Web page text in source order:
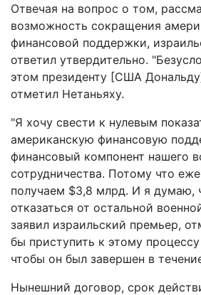
Отвечая на вопрос о том,
возможность сокращения
финансовой поддержки,
ответил утвердительно.
этом президенту [США
отметил Нетаньяху.
"Я хочу свести к нулевым
американскую финансовую
финансовый компонент нашего
сотрудничества. Потому что
получаем $3,8 млрд. И я думаю,
отказаться от остальной
заявил израильский премьер,
бы приступить к этому
чтобы он был завершен в
Нынешний договор, срок